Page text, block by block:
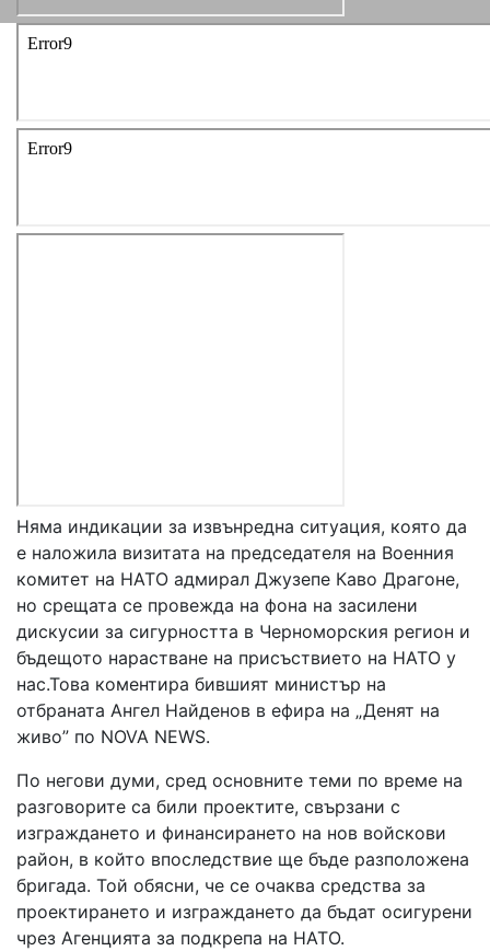
Няма индикации за извънредна ситуация, която да
е наложила визитата на председателя на Военния
комитет на НАТО адмирал Джузепе Каво Драгоне,
но срещата се провежда на фона на засилени
дискусии за сигурността в Черноморския регион и
бъдещото нарастване на присъствието на НАТО у
нас.Това коментира бившият министър на
отбраната Ангел Найденов в ефира на „Денят на
живо” по NOVA NEWS.
По негови думи, сред основните теми по време на
разговорите са били проектите, свързани с
изграждането и финансирането на нов войскови
район, в който впоследствие ще бъде разположена
бригада. Той обясни, че се очаква средства за
проектирането и изграждането да бъдат осигурени
чрез Агенцията за подкрепа на НАТО.